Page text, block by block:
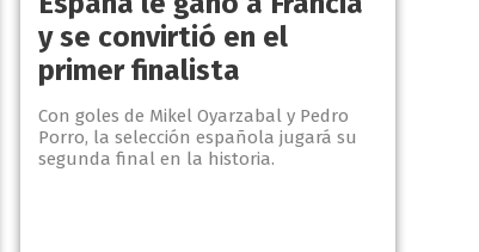
y se convirtió en el
primer finalista
Con goles de Mikel Oyarzabal y Pedro
Porro, la selección española jugará su
segunda final en la historia.